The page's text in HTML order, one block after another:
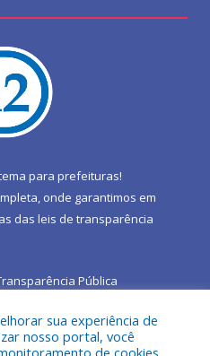
para prefeituras!
onde garantimos em
das leis de transparência
Pública
sua experiência de
nosso portal, você
de cookies.